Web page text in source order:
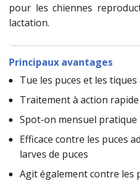
pour les chiennes
lactation.
Principaux avantages
Tue les puces et les
Traitement à action
Spot-on mensuel pratique
Efficace contre les puces
larves de puces
Agit également contre les